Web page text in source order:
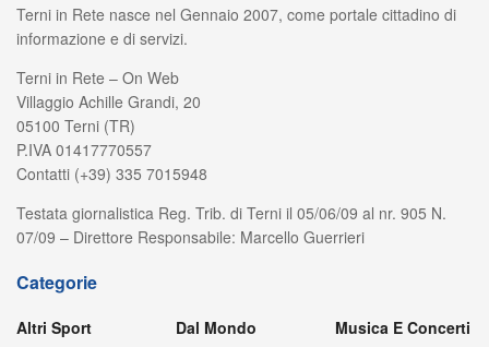
Terni in Rete nasce nel Gennaio 2007, come portale cittadino di
informazione e di servizi.
Terni in Rete – On Web
Villaggio Achille Grandi, 20
05100 Terni (TR)
P.IVA 01417770557
Contatti (+39) 335 7015948
Testata giornalistica Reg. Trib. di Terni il 05/06/09 al nr. 905 N.
07/09 – Direttore Responsabile: Marcello Guerrieri
Categorie
Altri Sport
Dal Mondo
Musica E Concerti